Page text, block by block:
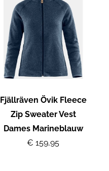
Fjällräven Övik Fleece
Zip Sweater Vest
Dames Marineblauw
€ 159,95